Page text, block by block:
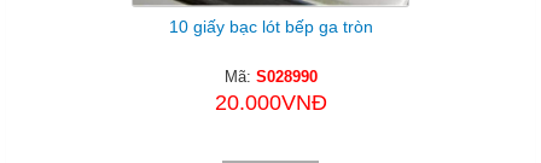
10 giấy bạc lót bếp ga tròn
Mã: S028990
20.000VNĐ